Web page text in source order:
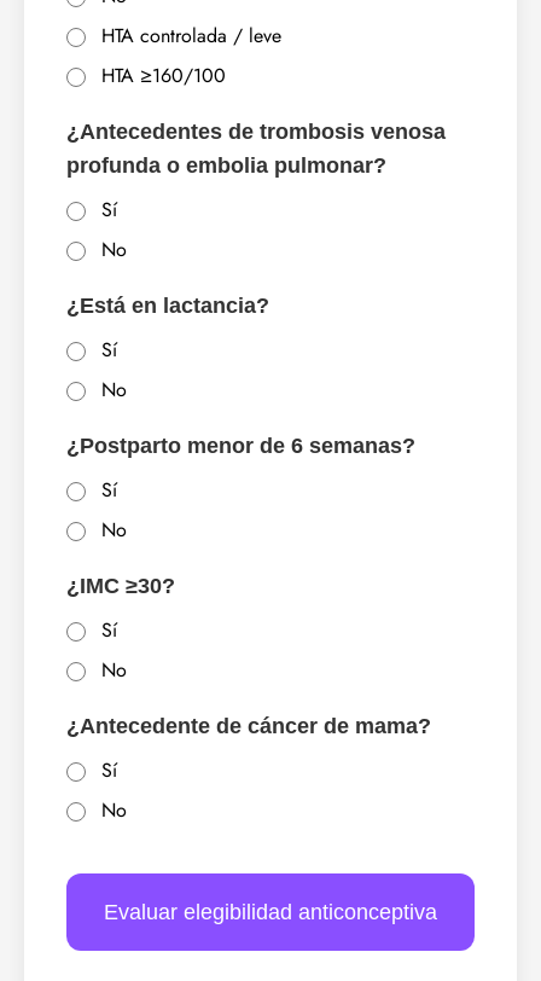
HTA controlada / leve
HTA ≥160/100
¿Antecedentes de trombosis venosa
profunda o embolia pulmonar?
Sí
No
¿Está en lactancia?
Sí
No
¿Postparto menor de 6 semanas?
Sí
No
¿IMC ≥30?
Sí
No
¿Antecedente de cáncer de mama?
Sí
No
Evaluar elegibilidad anticonceptiva